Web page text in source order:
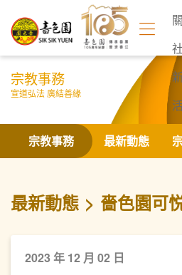
宗教事務
宣道弘法 廣結善緣
宗教事務 最新動態
最新動態 嗇色園可
2023 年 12 月 02 日